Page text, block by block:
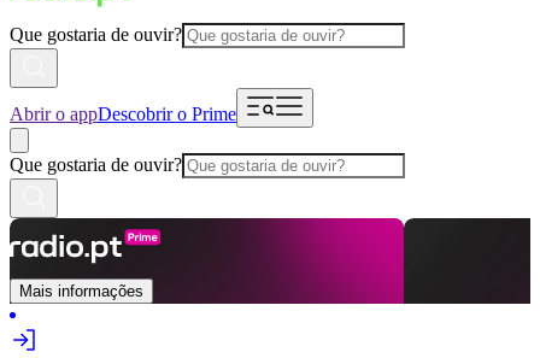
Que gostaria de ouvir?
Abrir o appDescobrir o Prime
Que gostaria de ouvir?
Mais informações